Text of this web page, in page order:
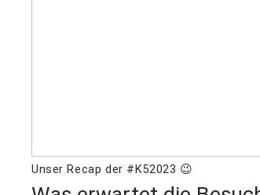
Unser Recap der #K52023 😉